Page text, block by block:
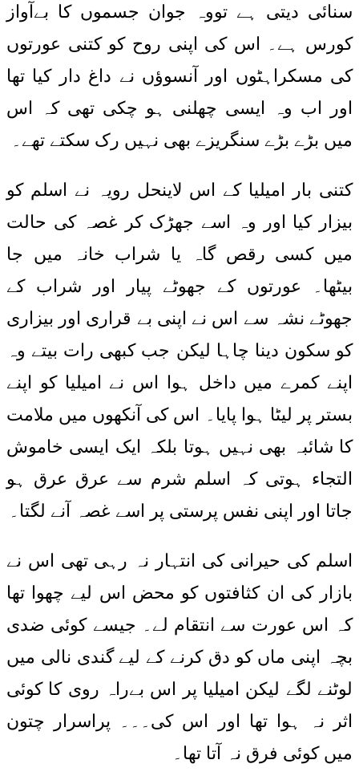
سنائی دیتی ہے تووہ جوان جسموں کا بےآواز
کورس ہے۔ اس کی اپنی روح کو کتنی عورتوں
کی مسکراہٹوں اور آنسوؤں نے داغ دار کیا تھا
اور اب وہ ایسی چھلنی ہو چکی تھی کہ اس
میں بڑے بڑے سنگریزے بھی نہیں رک سکتے تھے۔
کتنی بار امیلیا کے اس لاینحل رویہ نے اسلم کو
بیزار کیا اور وہ اسے جھڑک کر غصہ کی حالت
میں کسی رقص گاہ یا شراب خانہ میں جا
بیٹھا۔ عورتوں کے جھوٹے پیار اور شراب کے
جھوٹے نشہ سے اس نے اپنی بے قراری اور بیزاری
کو سکون دینا چاہا لیکن جب کبھی رات بیتے وہ
اپنے کمرے میں داخل ہوا اس نے امیلیا کو اپنے
بستر پر لیٹا ہوا پایا۔ اس کی آنکھوں میں ملامت
کا شائبہ بھی نہیں ہوتا بلکہ ایک ایسی خاموش
التجاء ہوتی کہ اسلم شرم سے عرق عرق ہو
جاتا اور اپنی نفس پرستی پر اسے غصہ آنے لگتا۔
اسلم کی حیرانی کی انتہار نہ رہی تھی اس نے
بازار کی ان کثافتوں کو محض اس لیے چھوا تھا
کہ اس عورت سے انتقام لے۔ جیسے کوئی ضدی
بچہ اپنی ماں کو دق کرنے کے لیے گندی نالی میں
لوٹنے لگے لیکن امیلیا پر اس بےراہ روی کا کوئی
اثر نہ ہوا تھا اور اس کی۔۔۔ پراسرار چتون
میں کوئی فرق نہ آتا تھا۔